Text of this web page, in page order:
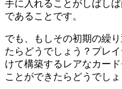
手に入れることがしばし
であることです。
でも、もしその初期の繰
たらどうでしょう？プレ
けて構築するレアなカー
ことができたらどうでしょ